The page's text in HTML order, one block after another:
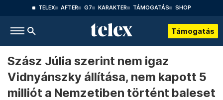
TELEX AFTER G7 KARAKTER TÁMOGATÁS SHOP
Támogatás
Szász Júlia szerint nem igaz
Vidnyánszky állítása, nem kapott 5
milliót a Nemzetiben történt baleset